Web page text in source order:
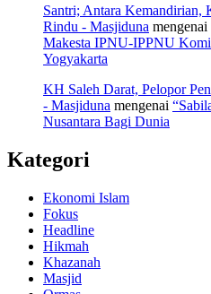
Santri; Antara Kemandirian,
Rindu - Masjiduna mengenai
Makesta IPNU-IPPNU
Yogyakarta
KH Saleh Darat, Pelopor
- Masjiduna mengenai
Nusantara Bagi Dunia
Kategori
Ekonomi Islam
Fokus
Headline
Hikmah
Khazanah
Masjid